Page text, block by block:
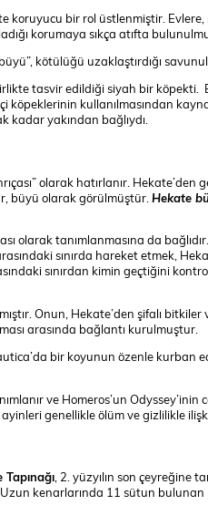
koruyucu bir rol üstlenmiştir.
korumaya sıkça atıfta
kötülüğü uzaklaştırdığı
tasvir edildiği siyah bir
kullanılmasından
kadar yakından bağlıydı.
olarak hatırlanır.
büyü olarak görülmüştür. Hekate
olarak tanımlanmasına da
sınırda hareket etmek,
sınırdan kimin geçtiğini
Onun, Hekate’den şifalı
arasında bağlantı kurulmuştur.
bir koyunun özenle kurban
ve Homeros’un Odyssey’inin
genellikle ölüm ve gizlilikle
, 2. yüzyılın son çeyreğine
kenarlarında 11 sütun bulunan